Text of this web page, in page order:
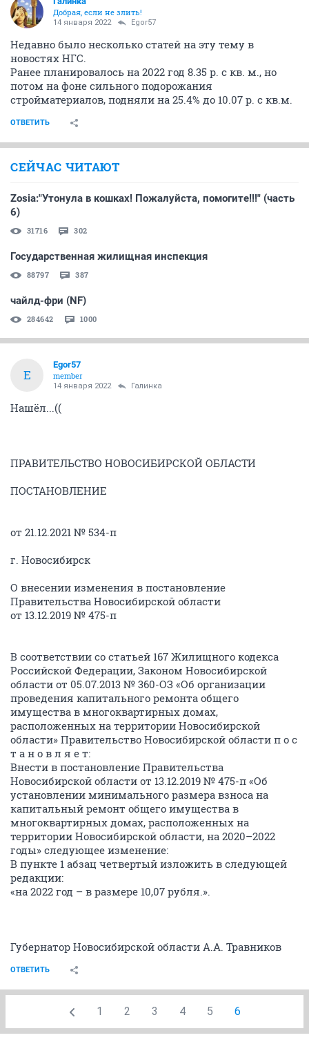
Добрая, если не злить!
14 января 2022 Egor57
Недавно было несколько статей на эту тему в
новостях НГС.
Ранее планировалось на 2022 год 8.35 р. с кв. м., но
потом на фоне сильного подорожания
стройматериалов, подняли на 25.4% до 10.07 р. с кв.м.
ОТВЕТИТЬ
СЕЙЧАС ЧИТАЮТ
Zosia:"Утонула в кошках! Пожалуйста, помогите!!!" (часть
6)
31716 302
Государственная жилищная инспекция
88797 387
чайлд-фри (NF)
284642 1000
E
Egor57
member
14 января 2022 Галинка
Нашёл...((
ПРАВИТЕЛЬСТВО НОВОСИБИРСКОЙ ОБЛАСТИ
ПОСТАНОВЛЕНИЕ
от 21.12.2021 № 534-п
г. Новосибирск
О внесении изменения в постановление
Правительства Новосибирской области
от 13.12.2019 № 475-п
В соответствии со статьей 167 Жилищного кодекса
Российской Федерации, Законом Новосибирской
области от 05.07.2013 № 360-ОЗ «Об организации
проведения капитального ремонта общего
имущества в многоквартирных домах,
расположенных на территории Новосибирской
области» Правительство Новосибирской области п о с
т а н о в л я е т:
Внести в постановление Правительства
Новосибирской области от 13.12.2019 № 475-п «Об
установлении минимального размера взноса на
капитальный ремонт общего имущества в
многоквартирных домах, расположенных на
территории Новосибирской области, на 2020–2022
годы» следующее изменение:
В пункте 1 абзац четвертый изложить в следующей
редакции:
«на 2022 год – в размере 10,07 рубля.».
Губернатор Новосибирской области А.А. Травников
ОТВЕТИТЬ
1 2 3 4 5 6